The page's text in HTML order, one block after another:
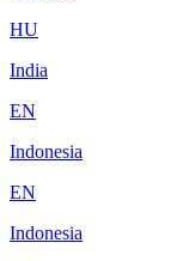
HU
India
EN
Indonesia
EN
Indonesia